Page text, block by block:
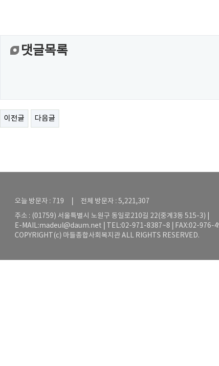
댓글목록
이전글 다음글
오늘 방문자 : 719 | 전체 방문자 : 5,221,307
주소 : (01759) 서울특별시 노원구 동일로210길 22(중계3동 515-3) |
E-MAIL:madeul@daum.net | TEL:02-971-8387~8 | FAX:02-976-
COPYRIGHT(c) 마들종합사회복지관 ALL RIGHTS RESERVED.